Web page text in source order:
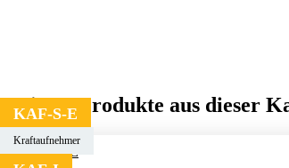
Weitere Produkte aus dieser
KAF-S-E
Kraftaufnehmer